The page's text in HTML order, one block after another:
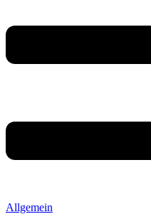
Allgemein